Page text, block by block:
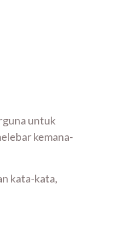
untuk
kemana-
kata-kata,